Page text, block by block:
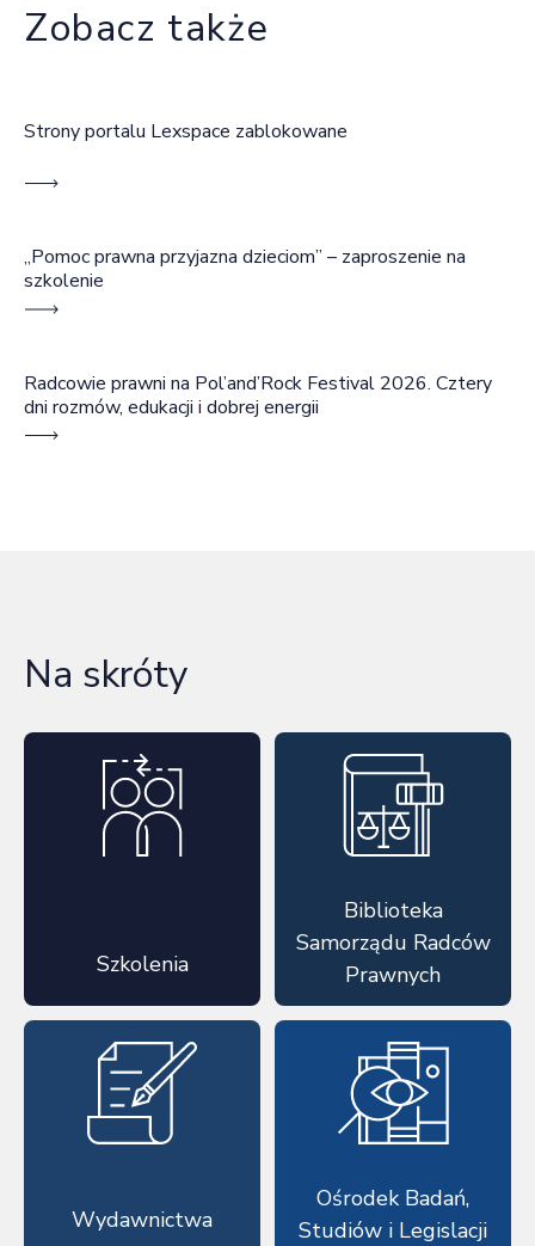
Zobacz także
Strony portalu Lexspace zablokowane
„Pomoc prawna przyjazna dzieciom” – zaproszenie na
szkolenie
Radcowie prawni na Pol’and’Rock Festival 2026. Cztery
dni rozmów, edukacji i dobrej energii
Na skróty
Szkolenia
Biblioteka
Samorządu Radców
Prawnych
Wydawnictwa
Ośrodek Badań,
Studiów i Legislacji